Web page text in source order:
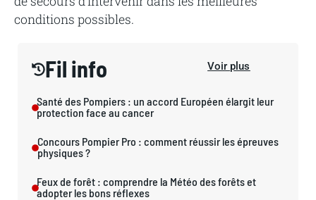
conditions possibles.
Fil info Voir plus
Santé des Pompiers : un accord Européen élargit leur
protection face au cancer
Concours Pompier Pro : comment réussir les épreuves
physiques ?
Feux de forêt : comprendre la Météo des forêts et
adopter les bons réflexes